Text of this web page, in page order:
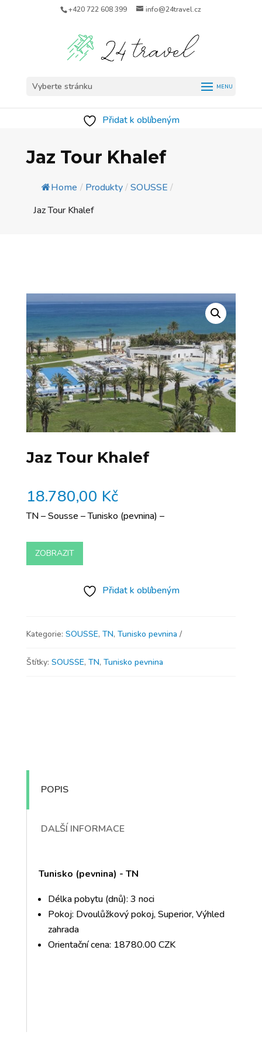
+420 722 608 399 info@24travel.cz
Vyberte stránku
Přidat k oblíbeným
Jaz Tour Khalef
Home / Produkty/SOUSSE /
Jaz Tour Khalef
Jaz Tour Khalef
18.780,00 Kč
TN – Sousse – Tunisko (pevnina) –
ZOBRAZIT
Přidat k oblíbeným
Kategorie: SOUSSE, TN, Tunisko pevnina
Štítky: SOUSSE, TN, Tunisko pevnina
POPIS
DALŠÍ INFORMACE
Tunisko (pevnina) - TN
Délka pobytu (dnů): 3 noci
Pokoj: Dvoulůžkový pokoj, Superior, Výhled
zahrada
Orientační cena: 18780.00 CZK